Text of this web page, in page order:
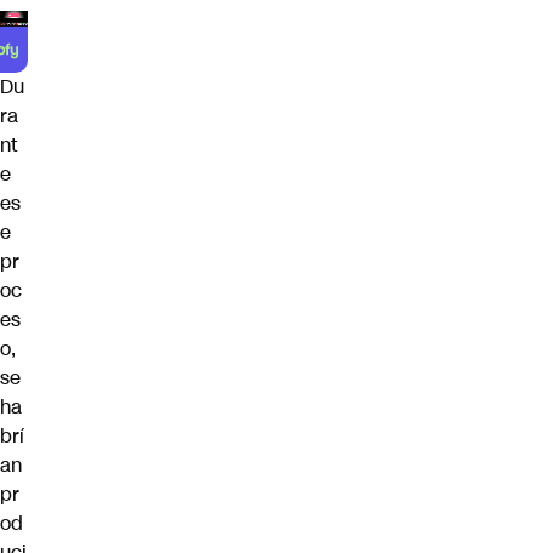
Du
ra
nt
e
es
e
pr
oc
es
o,
se
ha
brí
an
pr
od